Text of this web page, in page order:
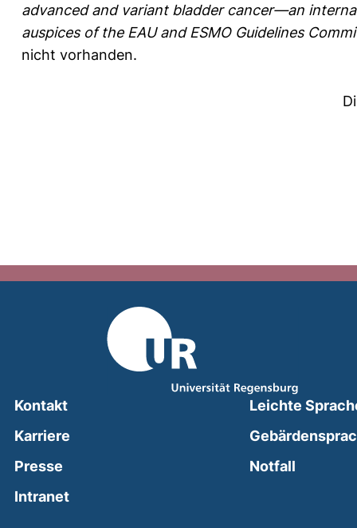
advanced and variant bladder cancer—an
auspices of the EAU and ESMO Guidelines
nicht vorhanden.
Kontakt
Karriere
Presse
Intranet(external link, opens in a new window)
Leichte
Notfall